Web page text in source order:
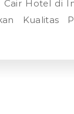
Kualitas